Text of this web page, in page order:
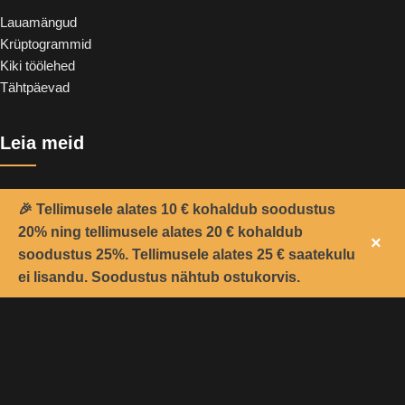
Lauamängud
Krüptogrammid
Kiki töölehed
Tähtpäevad
Leia meid
🎉 Tellimusele alates 10 € kohaldub soodustus
20% ning tellimusele alates 20 € kohaldub
soodustus 25%. Tellimusele alates 25 € saatekulu
ei lisandu. Soodustus nähtub ostukorvis.
×
Pood nimekiri
0
Ostukorv
Minu konto